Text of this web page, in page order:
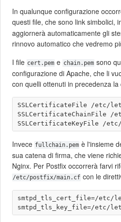
In qualunque configurazione
questi file, che sono link simbolici,
aggiornerà automaticamente gli
rinnovo automatico che vedremo
I file cert.pem e chain.pem sono
configurazione di Apache, che li
con quelli ottenuti in precedenza
SSLCertificateFile /etc/
SSLCertificateChainFile
Invece fullchain.pem è l'insieme
sua catena di firma, che viene
Nginx. Per Postfix occorrerà farvi
/etc/postfix/main.cf con le
smtpd_tls_cert_file=/